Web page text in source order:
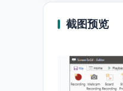
截图预览